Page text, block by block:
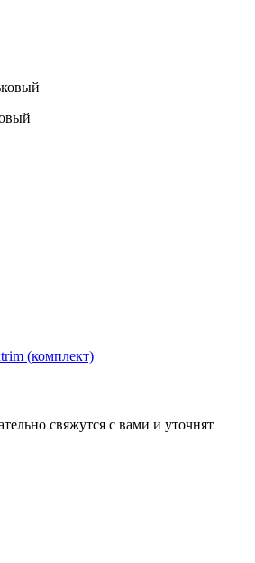
(комплект)
свяжутся с вами и уточнят